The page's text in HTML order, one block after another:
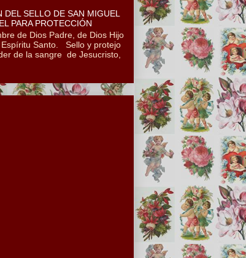
DEL SELLO DE SAN MIGUEL
PARA PROTECCIÓN
de Dios Padre, de Dios Hijo
Espíritu Santo. Sello y protejo
de la sangre de Jesucristo,